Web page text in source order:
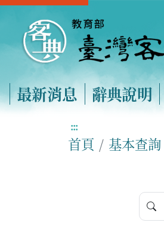
最新消息 辭典說明
:::
首頁 基本查詢